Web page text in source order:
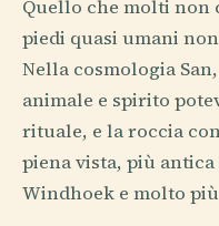
Quello che molti non
piedi quasi umani
Nella cosmologia
animale e spirito
rituale, e la roccia
piena vista, più
Windhoek e molto